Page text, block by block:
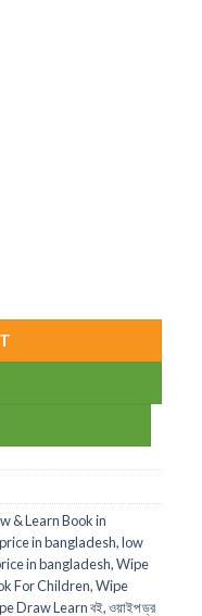
& Learn Book in
in bangladesh,low
in bangladesh,Wipe
For Children,Wipe
Draw Learn বই,ওয়াইপ ড্র